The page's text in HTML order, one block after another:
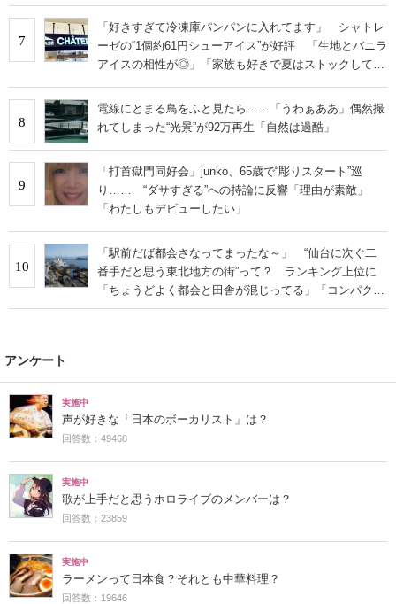
7
「好きすぎて冷凍庫パンパンに入れてます」 シャトレ
ーゼの“1個約61円シューアイス”が好評 「生地とバニラ
アイスの相性が◎」「家族も好きで夏はストックして
8
電線にとまる鳥をふと見たら……「うわぁああ」偶然撮
れてしまった“光景”が92万再生「自然は過酷」
9
「打首獄門同好会」junko、65歳で“彫りスタート”巡
り…… “ダサすぎる”への持論に反響「理由が素敵」
「わたしもデビューしたい」
10
「駅前だば都会さなってまったな～」 “仙台に次ぐ二
番手だと思う東北地方の街”って？ ランキング上位に
「ちょうどよく都会と田舎が混じってる」「コンパクト
にまとまったいい街」の声
アンケート
実施中
声が好きな「日本のボーカリスト」は？
回答数：49468
実施中
歌が上手だと思うホロライブのメンバーは？
回答数：23859
実施中
ラーメンって日本食？それとも中華料理？
回答数：19646